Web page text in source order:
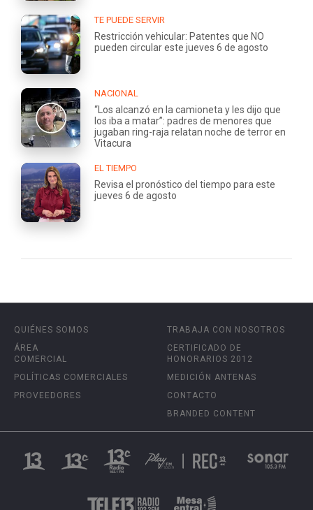
TE PUEDE SERVIR
Restricción vehicular: Patentes que NO
pueden circular este jueves 6 de agosto
NACIONAL
“Los alcanzó en la camioneta y les dijo que
los iba a matar”: padres de menores que
jugaban ring-raja relatan noche de terror en
Vitacura
EL TIEMPO
Revisa el pronóstico del tiempo para este
jueves 6 de agosto
QUIÉNES SOMOS
ÁREA
COMERCIAL
POLÍTICAS COMERCIALES
PROVEEDORES
TRABAJA CON NOSOTROS
CERTIFICADO DE
HONORARIOS 2012
MEDICIÓN ANTENAS
CONTACTO
BRANDED CONTENT